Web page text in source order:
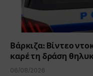
Βάρκιζα: Βίντεο
καρέ τη δράση
06/08/2026